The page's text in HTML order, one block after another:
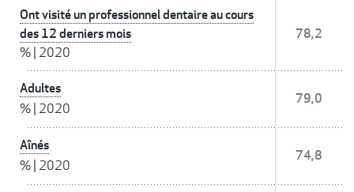
Ont visité un professionnel dentaire au cours
des 12 derniers mois
% 2020
78,2
Adultes
% 2020
79,0
Aînés
% 2020
74,8